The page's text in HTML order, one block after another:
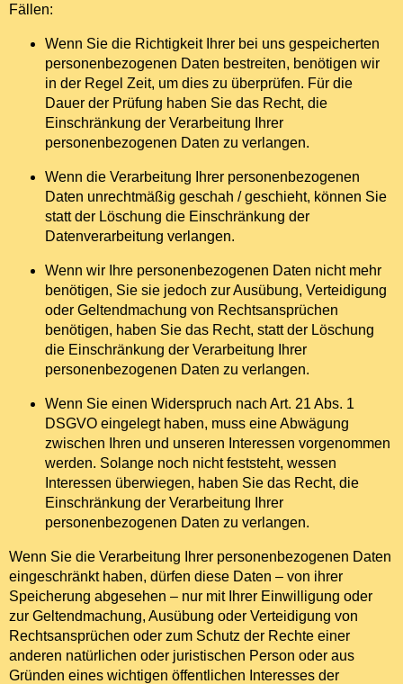
Fällen:
Wenn Sie die Richtigkeit Ihrer bei uns gespeicherten
personenbezogenen Daten bestreiten, benötigen wir
in der Regel Zeit, um dies zu überprüfen. Für die
Dauer der Prüfung haben Sie das Recht, die
Einschränkung der Verarbeitung Ihrer
personenbezogenen Daten zu verlangen.
Wenn die Verarbeitung Ihrer personenbezogenen
Daten unrechtmäßig geschah / geschieht, können Sie
statt der Löschung die Einschränkung der
Datenverarbeitung verlangen.
Wenn wir Ihre personenbezogenen Daten nicht mehr
benötigen, Sie sie jedoch zur Ausübung, Verteidigung
oder Geltendmachung von Rechtsansprüchen
benötigen, haben Sie das Recht, statt der Löschung
die Einschränkung der Verarbeitung Ihrer
personenbezogenen Daten zu verlangen.
Wenn Sie einen Widerspruch nach Art. 21 Abs. 1
DSGVO eingelegt haben, muss eine Abwägung
zwischen Ihren und unseren Interessen vorgenommen
werden. Solange noch nicht feststeht, wessen
Interessen überwiegen, haben Sie das Recht, die
Einschränkung der Verarbeitung Ihrer
personenbezogenen Daten zu verlangen.
Wenn Sie die Verarbeitung Ihrer personenbezogenen Daten
eingeschränkt haben, dürfen diese Daten – von ihrer
Speicherung abgesehen – nur mit Ihrer Einwilligung oder
zur Geltendmachung, Ausübung oder Verteidigung von
Rechtsansprüchen oder zum Schutz der Rechte einer
anderen natürlichen oder juristischen Person oder aus
Gründen eines wichtigen öffentlichen Interesses der